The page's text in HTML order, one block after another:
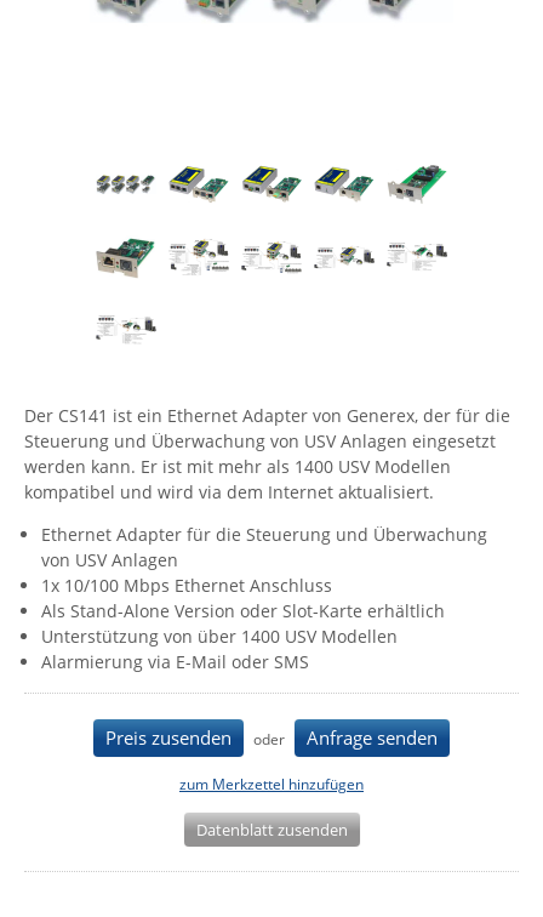
Wi-Fi - WLAN - Wireless
IT Netzwerktechnik / Kommunikation
RMA / Rücksendung / Support
Comet System
Enginko - mcf88
Guntermann & Drunck
High Sec Labs
HW group
Icron
IEC Lock
Ihse
Kerlink
Kramer Electronics
KVM TEC
Der CS141 ist ein Ethernet Adapter von Generex, der für die
Steuerung und Überwachung von USV Anlagen eingesetzt
werden kann. Er ist mit mehr als 1400 USV Modellen
kompatibel und wird via dem Internet aktualisiert.
Ethernet Adapter für die Steuerung und Überwachung
von USV Anlagen
1x 10/100 Mbps Ethernet Anschluss
Als Stand-Alone Version oder Slot-Karte erhältlich
Unterstützung von über 1400 USV Modellen
Alarmierung via E-Mail oder SMS
Preis zusenden oder Anfrage senden
zum Merkzettel hinzufügen
Datenblatt zusenden